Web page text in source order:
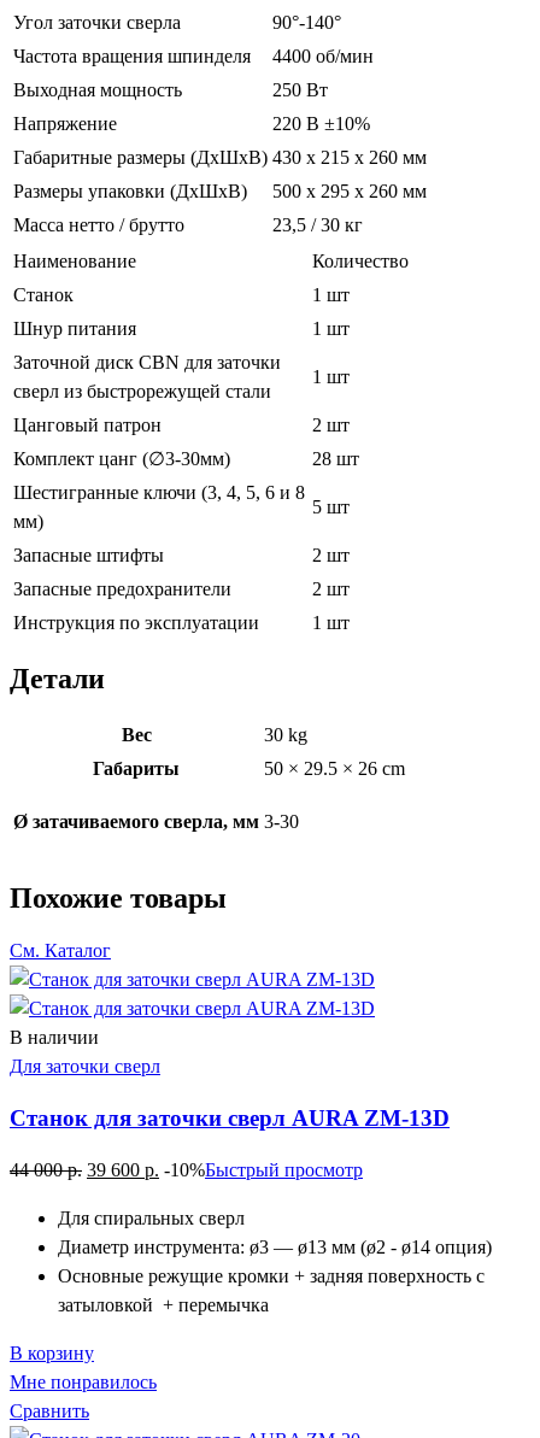
Угол заточки сверла
90°-140°
Частота вращения шпинделя
4400 об/мин
Выходная мощность
250 Вт
Напряжение
220 В ±10%
Габаритные размеры (ДхШхВ) 430 х 215 х 260 мм
Размеры упаковки (ДхШхВ)
500 х 295 х 260 мм
Масса нетто / брутто
23,5 / 30 кг
Наименование
Количество
Станок
1 шт
Шнур питания
1 шт
Заточной диск CBN для заточки
сверл из быстрорежущей стали
1 шт
Цанговый патрон
2 шт
Комплект цанг (∅3-30мм)
28 шт
Шестигранные ключи (3, 4, 5, 6 и 8
мм)
5 шт
Запасные штифты
2 шт
Запасные предохранители
2 шт
Инструкция по эксплуатации
1 шт
Детали
Вес
30 kg
Габариты
50 × 29.5 × 26 cm
Ø затачиваемого сверла, мм 3-30
Похожие товары
См. Каталог
В наличии
Для заточки сверл
Станок для заточки сверл AURA ZM-13D
44 000р. 39 600 р. -10%Быстрый просмотр
Для спиральных сверл
Диаметр инструмента: ø3 — ø13 мм (ø2 - ø14 опция)
Основные режущие кромки + задняя поверхность с
затыловкой + перемычка
В корзину
Мне понравилось
Сравнить